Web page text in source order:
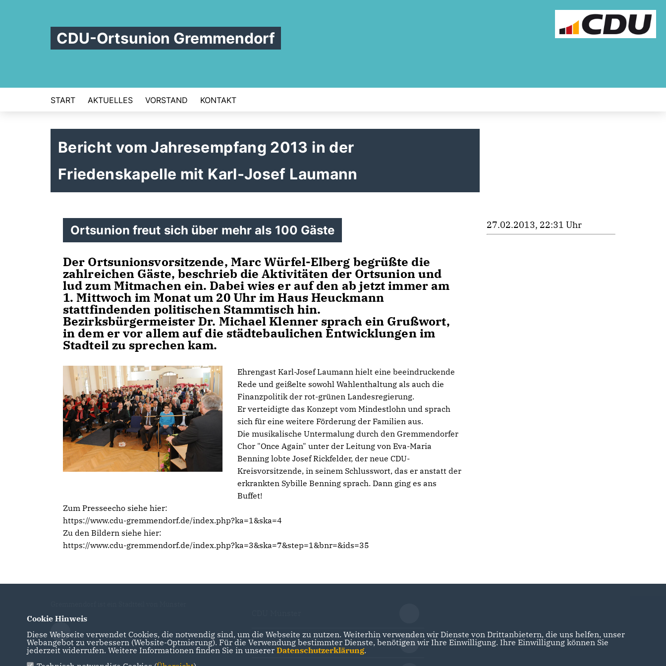
CDU-Ortsunion Gremmendorf
START AKTUELLES VORSTAND KONTAKT
Bericht vom Jahresempfang 2013 in der
Friedenskapelle mit Karl-Josef Laumann
Ortsunion freut sich über mehr als 100 Gäste
Der Ortsunionsvorsitzende, Marc Würfel-Elberg begrüßte die
zahlreichen Gäste, beschrieb die Aktivitäten der Ortsunion und
lud zum Mitmachen ein. Dabei wies er auf den ab jetzt immer am
1. Mittwoch im Monat um 20 Uhr im Haus Heuckmann
stattfindenden politischen Stammtisch hin.
Bezirksbürgermeister Dr. Michael Klenner sprach ein Grußwort,
in dem er vor allem auf die städtebaulichen Entwicklungen im
Stadteil zu sprechen kam.
Ehrengast Karl-Josef Laumann hielt eine beeindruckende
Rede und geißelte sowohl Wahlenthaltung als auch die
Finanzpolitik der rot-grünen Landesregierung.
Er verteidigte das Konzept vom Mindestlohn und sprach
sich für eine weitere Förderung der Familien aus.
Die musikalische Untermalung durch den Gremmendorfer
Chor "Once Again" unter der Leitung von Eva-Maria
Benning lobte Josef Rickfelder, der neue CDU-
Kreisvorsitzende, in seinem Schlusswort, das er anstatt der
erkrankten Sybille Benning sprach. Dann ging es ans
Buffet!
Zum Presseecho siehe hier:
https://www.cdu-gremmendorf.de/index.php?ka=1&ska=4
Zu den Bildern siehe hier:
https://www.cdu-gremmendorf.de/index.php?ka=3&ska=7&step=1&bnr=&ids=35
27.02.2013, 22:31 Uhr
CDU NRW
Cookie Hinweis
Diese Webseite verwendet Cookies, die notwendig sind, um die Webseite zu nutzen. Weiterhin verwenden wir Dienste von Drittanbietern, die uns helfen, unser
Webangebot zu verbessern (Website-Optmierung). Für die Verwendung bestimmter Dienste, benötigen wir Ihre Einwilligung. Ihre Einwilligung können Sie
jederzeit widerrufen. Weitere Informationen finden Sie in unserer Datenschutzerklärung.